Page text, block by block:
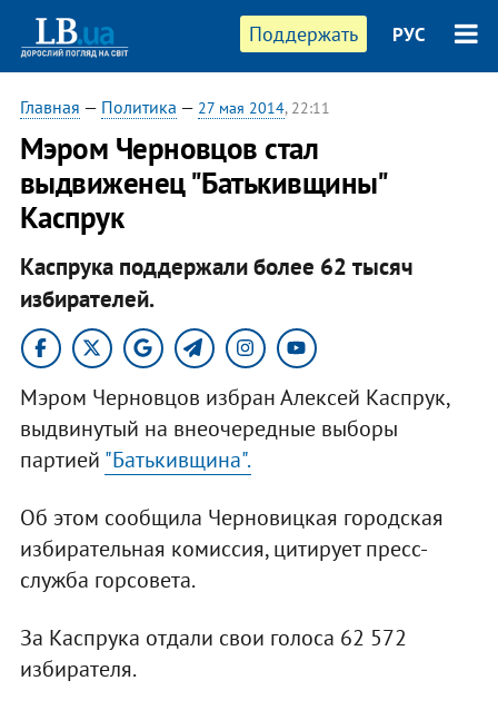
Поддержать РУС
Главная — Политика — 27 мая 2014, 22:11
Мэром Черновцов стал
выдвиженец "Батькивщины"
Каспрук
Каспрука поддержали более 62 тысяч
избирателей.
Мэром Черновцов избран Алексей Каспрук,
выдвинутый на внеочередные выборы
партией "Батькивщина".
Об этом сообщила Черновицкая городская
избирательная комиссия, цитирует пресс-
служба горсовета.
За Каспрука отдали свои голоса 62 572
избирателя.